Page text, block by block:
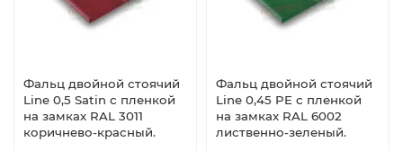
Фальц двойной стоячий
Line 0,5 Satin с пленкой
на замках RAL 3011
коричнево-красный.
Фальц двойной стоячий
Line 0,45 PE с пленкой
на замках RAL 6002
лиственно-зеленый.